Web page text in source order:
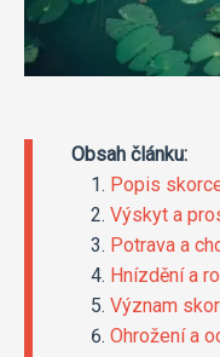
Obsah článku:
Popis
Výskyt a
Potrava a
Hnízdění a
Význam
Ohrožení a